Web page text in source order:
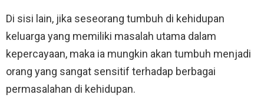
Di sisi lain, jika seseorang tumbuh di kehidupan
keluarga yang memiliki masalah utama dalam
kepercayaan, maka ia mungkin akan tumbuh menjadi
orang yang sangat sensitif terhadap berbagai
permasalahan di kehidupan.